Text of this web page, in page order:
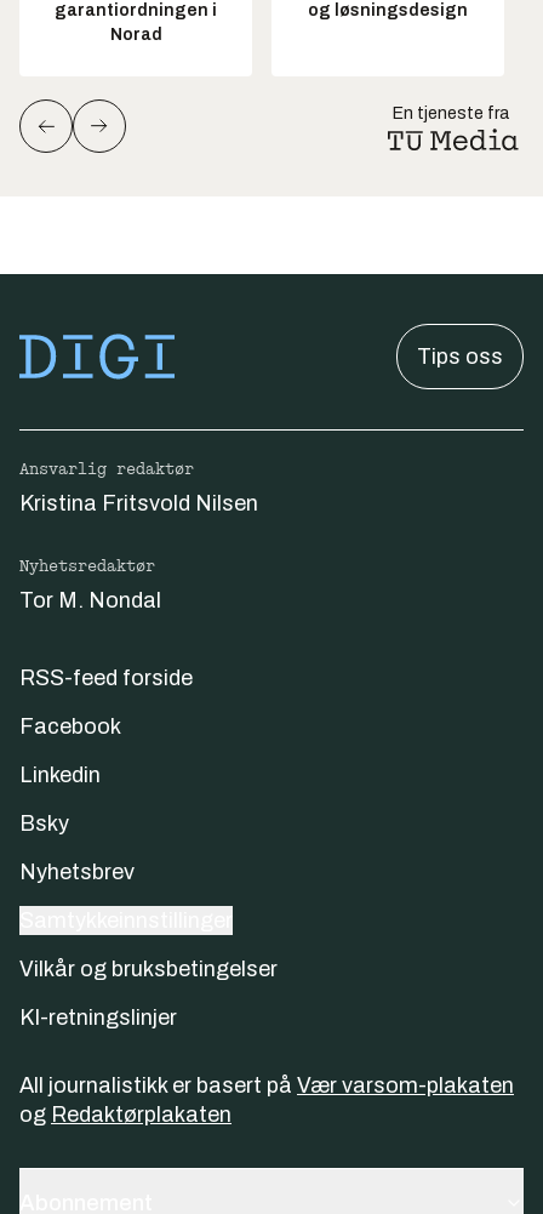
garantiordningen i
Norad
og løsningsdesign
En tjeneste fra
Tips oss
Ansvarlig redaktør
Kristina Fritsvold Nilsen
Nyhetsredaktør
Tor M. Nondal
RSS-feed forside
Facebook
Linkedin
Bsky
Nyhetsbrev
Vilkår og bruksbetingelser
KI-retningslinjer
All journalistikk er basert på Vær varsom-plakaten
og Redaktørplakaten